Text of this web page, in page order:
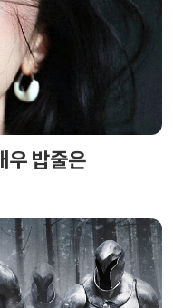
우 밥줄은